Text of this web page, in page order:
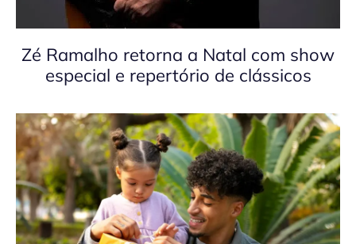
Zé Ramalho retorna a Natal com show
especial e repertório de clássicos